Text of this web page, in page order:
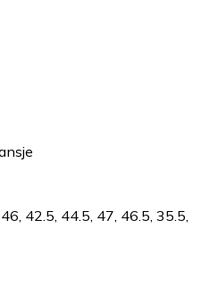
46 42.5 44.5 47 46.5 35.5